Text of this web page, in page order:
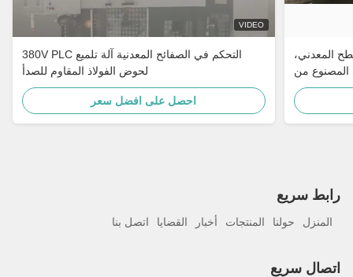
VIDEO
380V PLC التحكم في الصفائح المعدنية آلة تلميع
لحوض الفولاذ المقاوم للصدأ
احصل على افضل سعر
المعدني،
المصنوع من
للصدأ
رابط سريع
المنزل حولنا المنتجات أخبار القضايا اتصل بنا
اتصال سريع